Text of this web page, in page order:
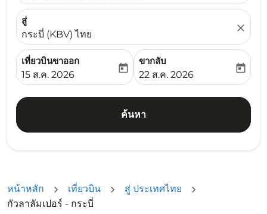
สู่
กระบี่ (KBV) ไทย
close
เที่ยวบินขาออก
fc-booking-departure-date-aria-label
15 ส.ค. 2026
today
ขากลับ
fc-booking-return-date-
22 ส.ค. 2026
today
ค้นหา
หน้าหลัก เที่ยวบิน
สู่ ประเทศไทย
กัวลาลัมเปอร์ - กระบี่